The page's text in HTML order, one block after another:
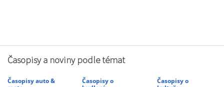
Časopisy a noviny podle témat
Časopisy auto &
Časopisy o
Časopisy o